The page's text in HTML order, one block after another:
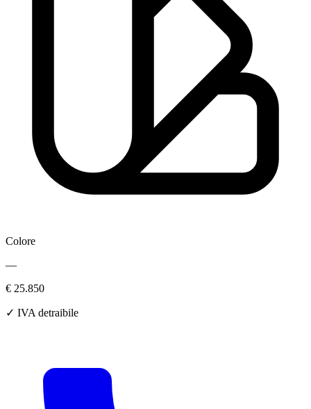
Colore
—
€ 25.850
✓ IVA detraibile